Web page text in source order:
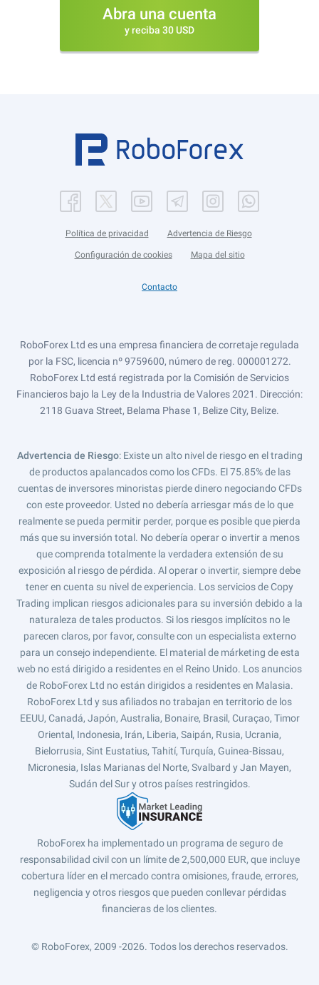
Abra una cuenta
y reciba 30 USD
Política de privacidad Advertencia de Riesgo
Configuración de cookies Mapa del sitio
Contacto
RoboForex Ltd es una empresa financiera de corretaje regulada
por la FSC, licencia nº 9759600, número de reg. 000001272.
RoboForex Ltd está registrada por la Comisión de Servicios
Financieros bajo la Ley de la Industria de Valores 2021. Dirección:
2118 Guava Street, Belama Phase 1, Belize City, Belize.
Advertencia de Riesgo: Existe un alto nivel de riesgo en el trading
de productos apalancados como los CFDs. El 75.85% de las
cuentas de inversores minoristas pierde dinero negociando CFDs
con este proveedor. Usted no debería arriesgar más de lo que
realmente se pueda permitir perder, porque es posible que pierda
más que su inversión total. No debería operar o invertir a menos
que comprenda totalmente la verdadera extensión de su
exposición al riesgo de pérdida. Al operar o invertir, siempre debe
tener en cuenta su nivel de experiencia. Los servicios de Copy
Trading implican riesgos adicionales para su inversión debido a la
naturaleza de tales productos. Si los riesgos implícitos no le
parecen claros, por favor, consulte con un especialista externo
para un consejo independiente. El material de márketing de esta
web no está dirigido a residentes en el Reino Unido. Los anuncios
de RoboForex Ltd no están dirigidos a residentes en Malasia.
RoboForex Ltd y sus afiliados no trabajan en territorio de los
EEUU, Canadá, Japón, Australia, Bonaire, Brasil, Curaçao, Timor
Oriental, Indonesia, Irán, Liberia, Saipán, Rusia, Ucrania,
Bielorrusia, Sint Eustatius, Tahití, Turquía, Guinea-Bissau,
Micronesia, Islas Marianas del Norte, Svalbard y Jan Mayen,
Sudán del Sur y otros países restringidos.
RoboForex ha implementado un programa de seguro de
responsabilidad civil con un límite de 2,500,000 EUR, que incluye
cobertura líder en el mercado contra omisiones, fraude, errores,
negligencia y otros riesgos que pueden conllevar pérdidas
financieras de los clientes.
© RoboForex, 2009 -2026. Todos los derechos reservados.